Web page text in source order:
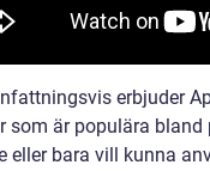
erbjuder
som är populära bland
eller bara vill kunna